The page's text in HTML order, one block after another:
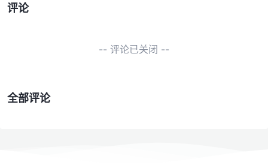
评论
-- 评论已关闭 --
全部评论